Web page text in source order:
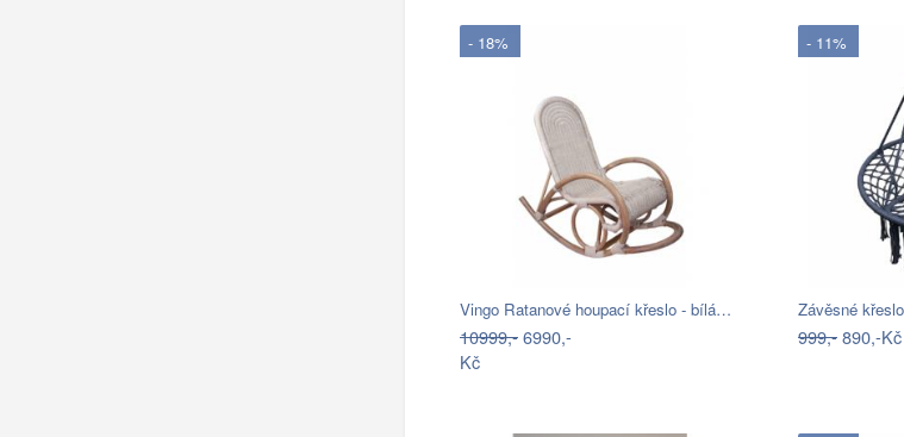
- 18%
Vingo Ratanové houpací křeslo - bílá…
10999,-6990,-
Kč
- 11%
999,-890,-Kč